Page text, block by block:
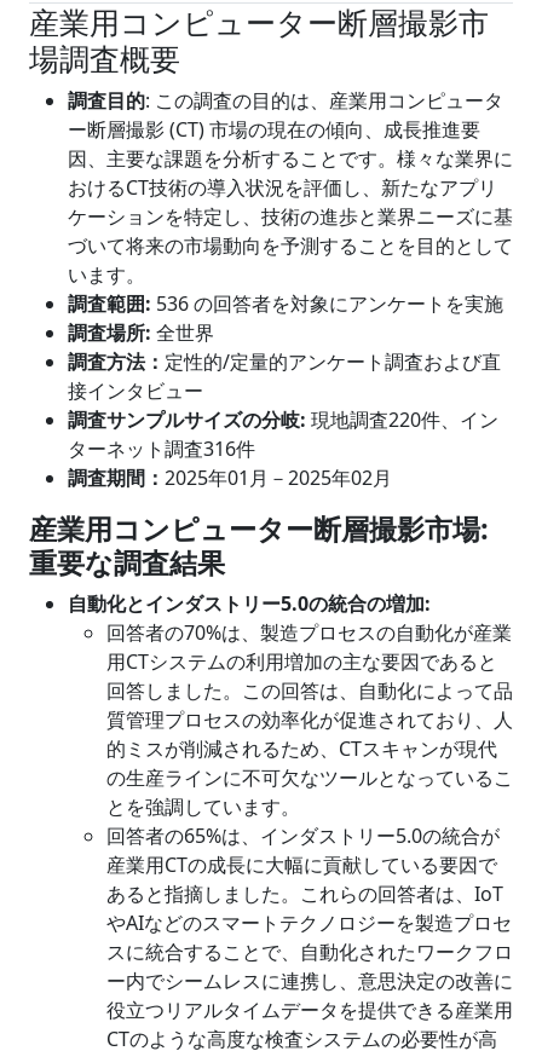
産業用コンピューター断層撮影市
場調査概要
調査目的: この調査の目的は、産業用コンピュータ
ー断層撮影 (CT) 市場の現在の傾向、成長推進要
因、主要な課題を分析することです。様々な業界に
おけるCT技術の導入状況を評価し、新たなアプリ
ケーションを特定し、技術の進歩と業界ニーズに基
づいて将来の市場動向を予測することを目的として
います。
調査範囲: 536 の回答者を対象にアンケートを実施
調査場所: 全世界
調査方法： 定性的/定量的アンケート調査および直
接インタビュー
調査サンプルサイズの分岐: 現地調査220件、イン
ターネット調査316件
調査期間： 2025年01月－2025年02月
産業用コンピューター断層撮影市場:
重要な調査結果
自動化とインダストリー5.0の統合の増加:
回答者の70%は、製造プロセスの自動化が産業
用CTシステムの利用増加の主な要因であると
回答しました。この回答は、自動化によって品
質管理プロセスの効率化が促進されており、人
的ミスが削減されるため、CTスキャンが現代
の生産ラインに不可欠なツールとなっているこ
とを強調しています。
回答者の65%は、インダストリー5.0の統合が
産業用CTの成長に大幅に貢献している要因で
あると指摘しました。これらの回答者は、IoT
やAIなどのスマートテクノロジーを製造プロセ
スに統合することで、自動化されたワークフロ
ー内でシームレスに連携し、意思決定の改善に
役立つリアルタイムデータを提供できる産業用
CTのような高度な検査システムの必要性が高